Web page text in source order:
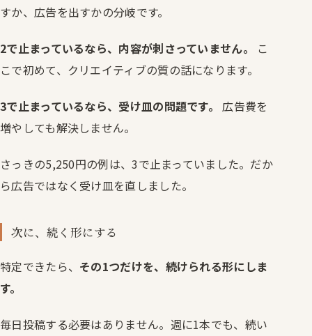
すか、広告を出すかの分岐です。
2で止まっているなら、内容が刺さっていません。
こ
こで初めて、クリエイティブの質の話になります。
3で止まっているなら、受け皿の問題です。 広告費を
増やしても解決しません。
さっきの5,250円の例は、3で止まっていました。だか
ら広告ではなく受け皿を直しました。
次に、続く形にする
特定できたら、 その1つだけを、続けられる形にしま
す。
毎日投稿する必要はありません。週に1本でも、続い